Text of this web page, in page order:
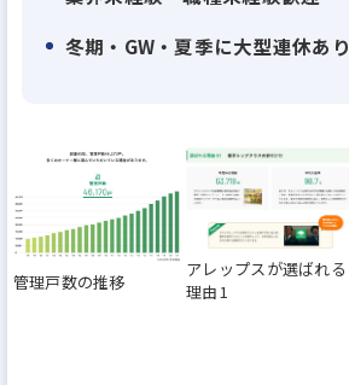
冬期・GW・夏季に大型連休あり
管理戸数の推移
アレップスが選ばれる
理由1